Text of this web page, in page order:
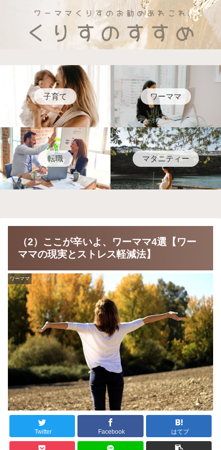
子育て ワーママ
転職 マタニティー
（2）ここが辛いよ、ワーママ4選【ワー
ママの現実とストレス軽減法】
ワーママ
Twitter Facebook はてブ